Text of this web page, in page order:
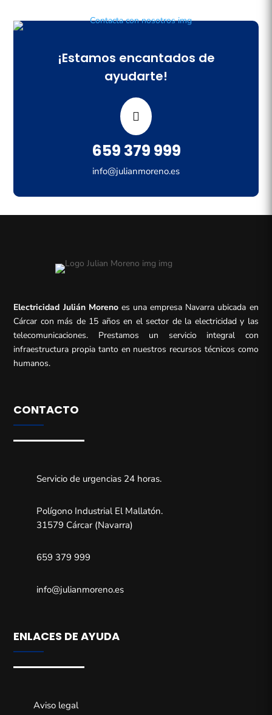
¡Estamos encantados de
ayudarte!
659 379 999
info@julianmoreno.es
Electricidad Julián Morenoes una empresa Navarra ubicada en
Cárcar con más de 15 años en el sector de la electricidad y las
telecomunicaciones. Prestamos un servicio integral con
infraestructura propia tanto en nuestros recursos técnicos como
humanos.
CONTACTO
Servicio de urgencias 24 horas.
Polígono Industrial El Mallatón.
31579 Cárcar (Navarra)
659 379 999
info@julianmoreno.es
ENLACES DE AYUDA
Aviso legal